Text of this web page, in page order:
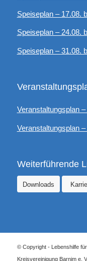
Speiseplan – 17.08.
Speiseplan – 24.08.
Speiseplan – 31.08.
Veranstaltungsplan
Veranstaltungsplan
Weiterführende
Downloads
© Copyright - Lebenshilfe
Kreisvereinigung Barnim e.